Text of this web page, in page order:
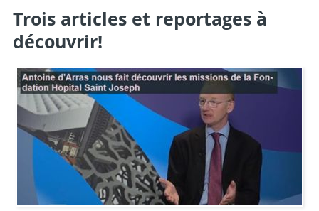
Trois articles et reportages à
découvrir!